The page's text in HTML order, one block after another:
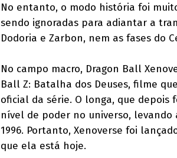
No entanto, o modo história foi
sendo ignoradas para adiantar a
Dodoria e Zarbon, nem as fases do
No campo macro, Dragon Ball
Ball Z: Batalha dos Deuses, filme
oficial da série. O longa, que depois
nível de poder no universo, levando
1996. Portanto, Xenoverse foi
que ela está hoje.